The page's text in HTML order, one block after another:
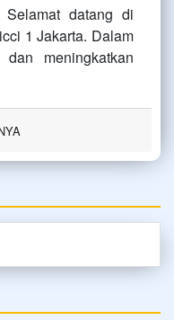
datang di
1 Jakarta. Dalam
dan meningkatkan